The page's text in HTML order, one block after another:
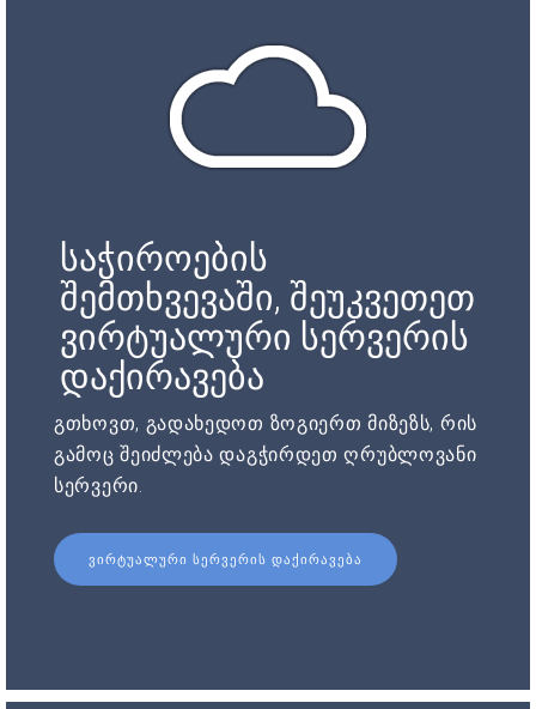
საჭიროების
შემთხვევაში, შეუკვეთეთ
ვირტუალური სერვერის
დაქირავება
გთხოვთ, გადახედოთ ზოგიერთ მიზეზს, რის
გამოც შეიძლება დაგჭირდეთ ღრუბლოვანი
სერვერი.
ᲕᲘᲠᲢᲣᲐᲚᲣᲠᲘ ᲡᲔᲠᲕᲔᲠᲘᲡ ᲓᲐᲥᲘᲠᲐᲕᲔᲑᲐ